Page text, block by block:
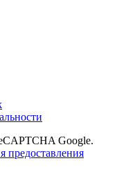
Google.
предоставления